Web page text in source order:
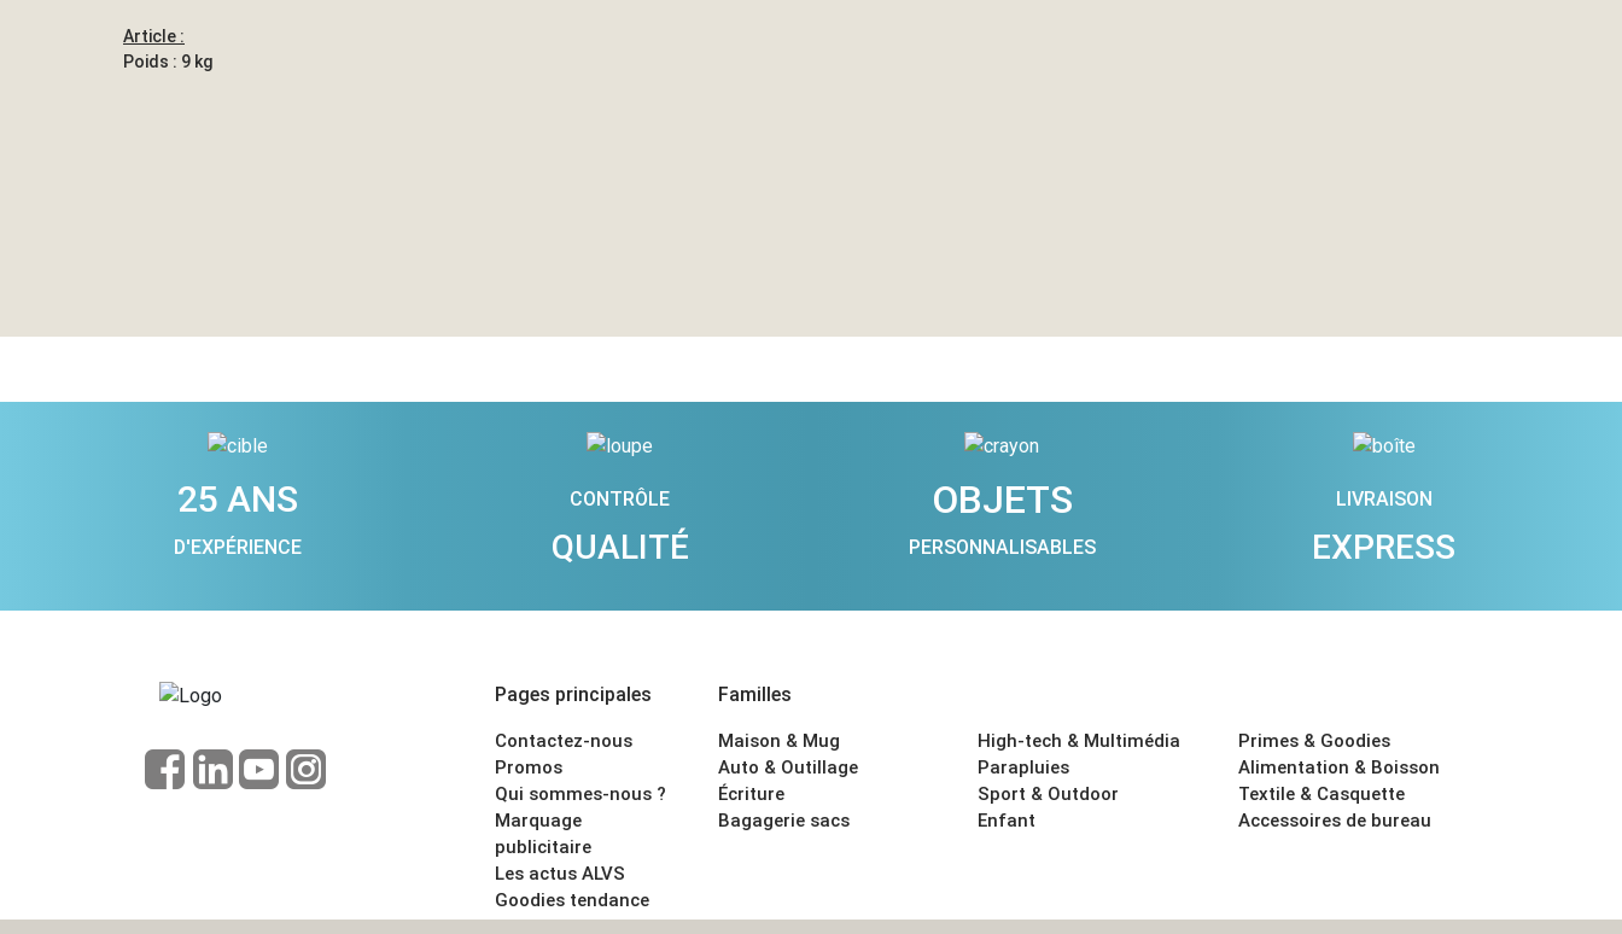
Article :
Poids : 9 kg
25 ANS
D'EXPÉRIENCE
CONTRÔLE
QUALITÉ
OBJETS
PERSONNALISABLES
LIVRAISON
EXPRESS
Pages principales
Contactez-nous
Promos
Qui sommes-nous ?
Marquage
publicitaire
Les actus ALVS
Goodies tendance
CGV
Familles
Maison & Mug
Auto & Outillage
Écriture
Bagagerie sacs
High-tech & Multimédia
Parapluies
Sport & Outdoor
Enfant
Primes & Goodies
Alimentation & Boisson
Textile & Casquette
Accessoires de bureau